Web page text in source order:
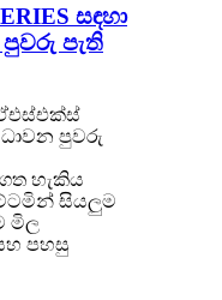
සඳහා
පුවරු පැති
පුවරු
හැකිය
සියලුම
මිල
පහසු